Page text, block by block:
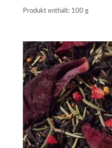
Produkt enthält: 100 g